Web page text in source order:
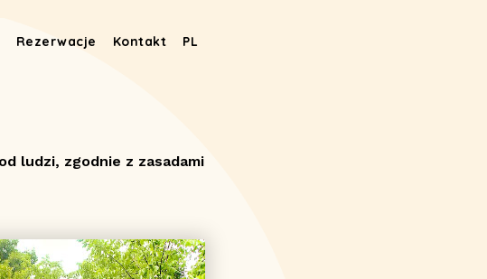
Rezerwacje Kontakt PL
ludzi, zgodnie z zasadami